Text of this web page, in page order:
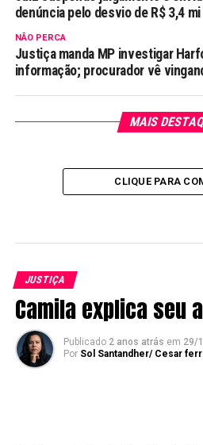
denúncia pelo desvio de R$ 3,4 mi
NÃO PERCA
Justiça manda MP investigar
informação; procurador vê
MAIS
CLIQUE PARA
JUSTIÇA
Camila explica seu
Publicado 2 anos atrás em 29/
Por Sol Santandher/ Cesar